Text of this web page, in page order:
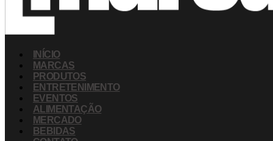
INÍCIO
MARCAS
PRODUTOS
ENTRETENIMENTO
EVENTOS
ALIMENTAÇÃO
MERCADO
BEBIDAS